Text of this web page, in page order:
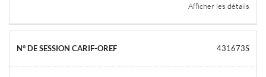
Afficher les détails
431673S